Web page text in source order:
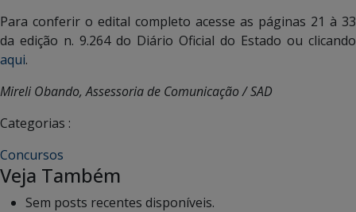
Para conferir o edital completo acesse as páginas 21 à 33
da edição n. 9.264 do Diário Oficial do Estado ou clicando
aqui.
Mireli Obando, Assessoria de Comunicação / SAD
Categorias :
Concursos
Veja Também
Sem posts recentes disponíveis.